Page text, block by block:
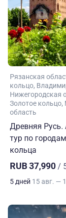
Рязанская
кольцо
Нижегородская
Золотое кольцо
область
Древняя Русь.
тур по
кольца
RUB 37,990 /
5 дней 15 авг. —